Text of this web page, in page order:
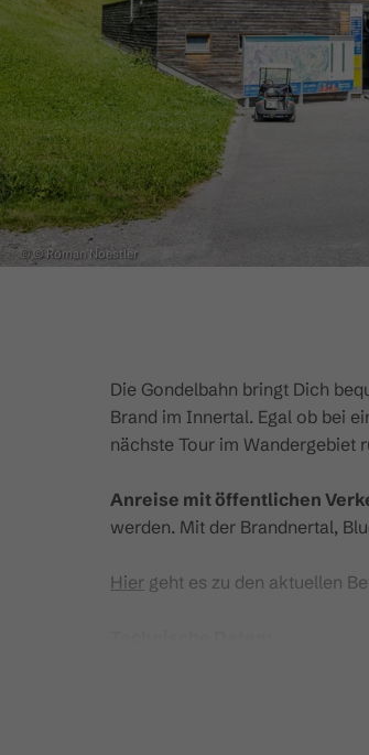
© © Roman Noestler
Die Gondelbahn bringt Dich
Brand im Innertal. Egal ob bei
nächste Tour im Wandergebiet
Anreise mit öffentlichen
werden. Mit der Brandnertal,
Hier geht es zu den aktuellen